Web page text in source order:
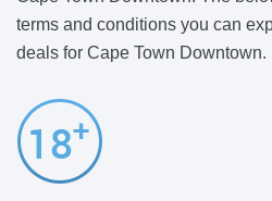
terms and conditions you can
deals for Cape Town Downtown.